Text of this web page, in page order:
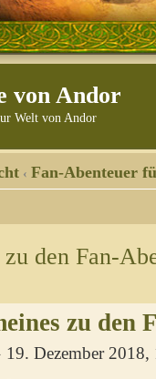
von Andor
Welt von Andor
‹ Fan-Abenteuer
den Fan-
zu den
19. Dezember 2018,